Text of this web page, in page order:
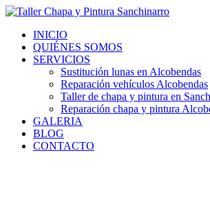
Ir
contenidoINICIO
QUIÉNES SOMOS
SERVICIOS
Sustitución lunas en Alcobendas
Reparación vehículos Alcobendas
Taller de chapa y pintura en
Reparación chapa y pintura
GALERIA
BLOG
CONTACTO